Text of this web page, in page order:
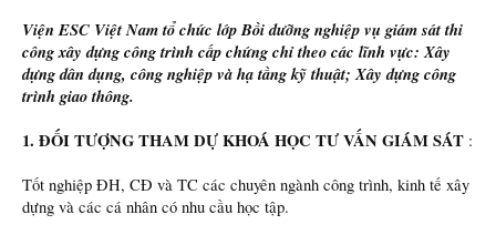
Viện ESC Việt Nam tổ chức lớp Bồi dưỡng nghiệp vụ giám sát thi
công xây dựng công trình cấp chứng chỉ theo các lĩnh vực: Xây
dựng dân dụng, công nghiệp và hạ tầng kỹ thuật; Xây dựng công
trình giao thông.
1. ĐỐI TƯỢNG THAM DỰ KHOÁ HỌC TƯ VẤN GIÁM SÁT :
Tốt nghiệp ĐH, CĐ và TC các chuyên ngành công trình, kinh tế xây
dựng và các cá nhân có nhu cầu học tập.